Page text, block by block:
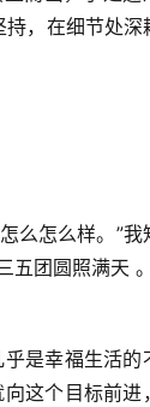
，在细节处深
么怎么样。”我
五团圆照满天
是幸福生活的
这个目标前进